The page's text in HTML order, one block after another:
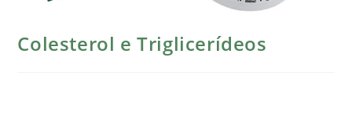
Colesterol e Triglicerídeos